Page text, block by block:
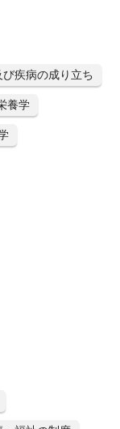
疾病の成り立ち
養学